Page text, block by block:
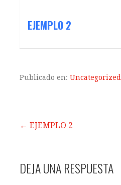
EJEMPLO 2
Publicado en: Uncategorized
Navegación
entradas
← EJEMPLO 2
DEJA UNA RESPUESTA